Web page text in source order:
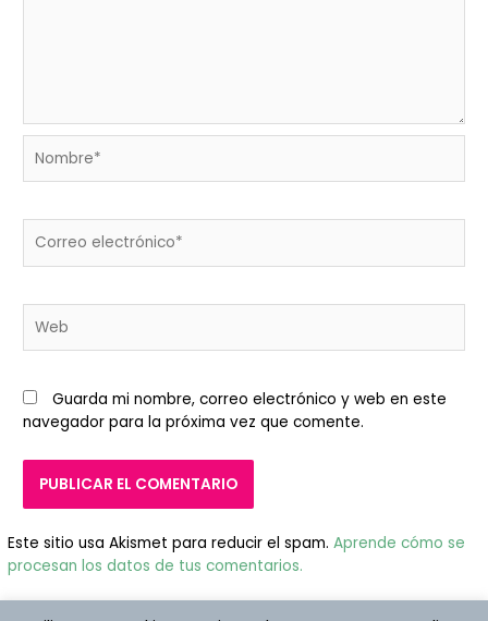
electrónico*
Guarda mi nombre, correo electrónico y web en este
navegador para la próxima vez que comente.
Este sitio usa Akismet para reducir el spam.Aprende cómo se
procesan los datos de tus comentarios.